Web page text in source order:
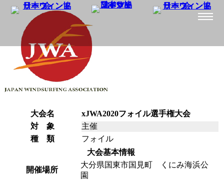
大会名
xJWA2020フォイル選手権大会
対 象
主催
種 類
フォイル
大会基本情報
開催場所
大分県国東市国見町 くにみ海浜公
園